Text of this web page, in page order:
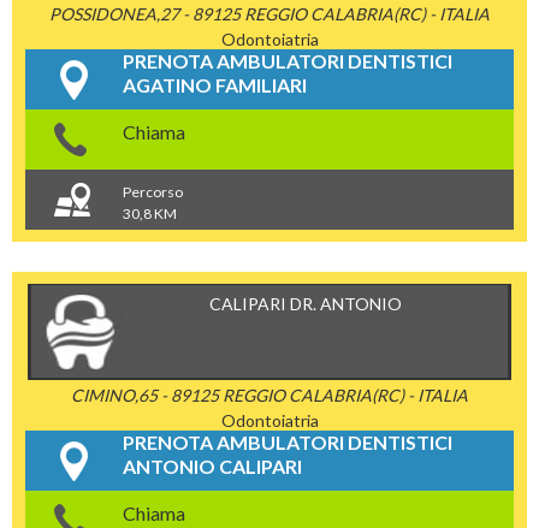
POSSIDONEA,27 - 89125 REGGIO CALABRIA(RC) - ITALIA
Odontoiatria
PRENOTA AMBULATORI DENTISTICI
AGATINO FAMILIARI
Chiama
Percorso
30,8 KM
CALIPARI DR. ANTONIO
CIMINO,65 - 89125 REGGIO CALABRIA(RC) - ITALIA
Odontoiatria
PRENOTA AMBULATORI DENTISTICI
ANTONIO CALIPARI
Chiama